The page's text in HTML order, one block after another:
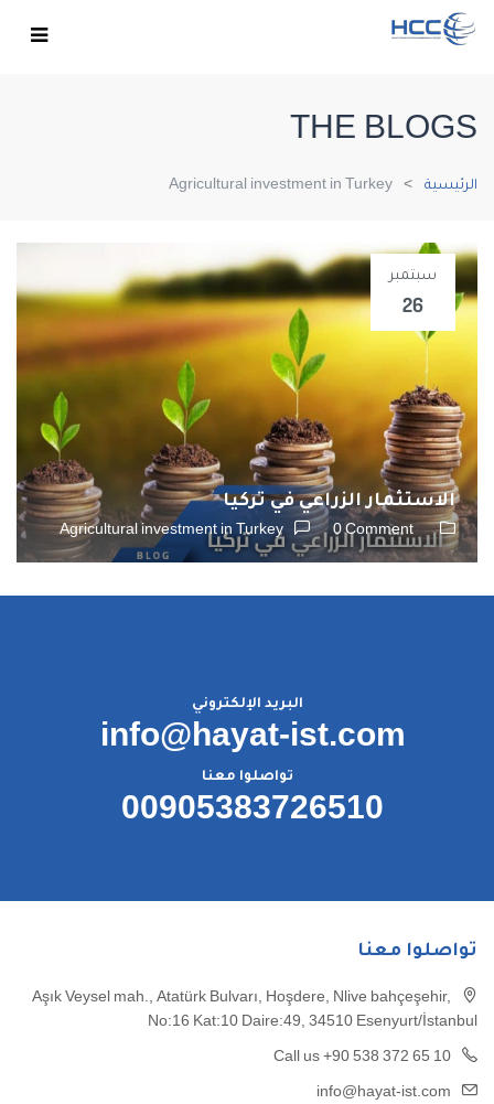
THE BLOGS
الرئيسية Agricultural investment in Turkey
سبتمبر
26
الاستثمار الزراعي في تركيا
Agricultural investment in Turkey 0 Comment
البريد الإلكتروني
info@hayat-ist.com
تواصلوا معنا
00905383726510
تواصلوا معنا
Aşık Veysel mah., Atatürk Bulvarı, Hoşdere, Nlive bahçeşehir,
No:16 Kat:10 Daire:49, 34510 Esenyurt/İstanbul
Call us +90 538 372 65 10
info@hayat-ist.com